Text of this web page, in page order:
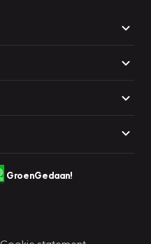
GroenGedaan!